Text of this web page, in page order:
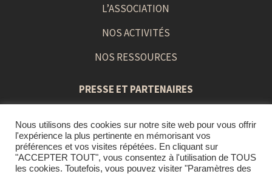
L’ASSOCIATION
NOS ACTIVITÉS
NOS RESSOURCES
PRESSE ET PARTENAIRES
PRESS BOOK
LIENS ET PARTENAIRES
Nous utilisons des cookies sur notre site web pour vous offrir
l'expérience la plus pertinente en mémorisant vos
préférences et vos visites répétées. En cliquant sur
"ACCEPTER TOUT", vous consentez à l'utilisation de TOUS
les cookies. Toutefois, vous pouvez visiter "Paramètres des